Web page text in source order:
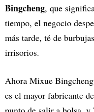
Bingcheng, que
tiempo, el negocio
más tarde, té de
irrisorios.
Ahora Mixue
es el mayor fabricante